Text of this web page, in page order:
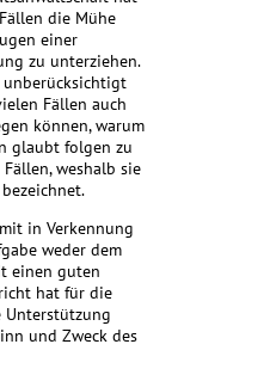
die Mühe
einer
zu unterziehen.
unberücksichtigt
Fällen auch
können, warum
glaubt folgen zu
weshalb sie
in Verkennung
weder dem
einen guten
hat für die
Unterstützung
und Zweck des